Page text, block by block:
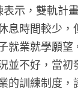
示，雙軌計
息時間較少
就業就學願
並不好，當
的訓練制度